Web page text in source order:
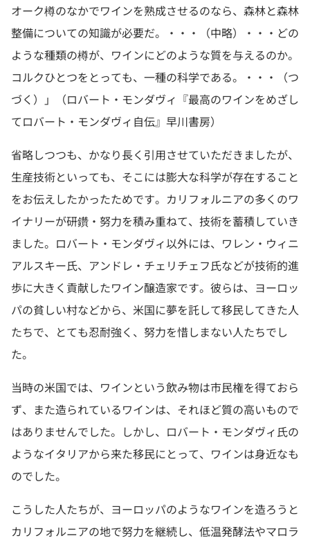
オーク樽のなかでワインを熟成させるのなら、森林と森林
整備についての知識が必要だ。・・・（中略）・・・どの
ような種類の樽が、ワインにどのような質を与えるのか。
コルクひとつをとっても、一種の科学である。・・・（つ
づく）」（ロバート・モンダヴィ『最高のワインをめざし
てロバート・モンダヴィ自伝』早川書房）
省略しつつも、かなり長く引用させていただきましたが、
生産技術といっても、そこには膨大な科学が存在すること
をお伝えしたかったためです。カリフォルニアの多くのワ
イナリーが研鑽・努力を積み重ねて、技術を蓄積していき
ました。ロバート・モンダヴィ以外には、ワレン・ウィニ
アルスキー氏、アンドレ・チェリチェフ氏などが技術的進
歩に大きく貢献したワイン醸造家です。彼らは、ヨーロッ
パの貧しい村などから、米国に夢を託して移民してきた人
たちで、とても忍耐強く、努力を惜しまない人たちでし
た。
当時の米国では、ワインという飲み物は市民権を得ておら
ず、また造られているワインは、それほど質の高いもので
はありませんでした。しかし、ロバート・モンダヴィ氏の
ようなイタリアから来た移民にとって、ワインは身近なも
のでした。
こうした人たちが、ヨーロッパのようなワインを造ろうと
カリフォルニアの地で努力を継続し、低温発酵法やマロラ